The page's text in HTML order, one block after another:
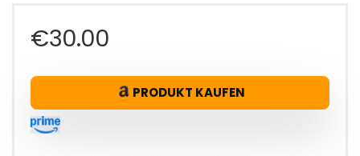
€30.00
PRODUKT KAUFEN